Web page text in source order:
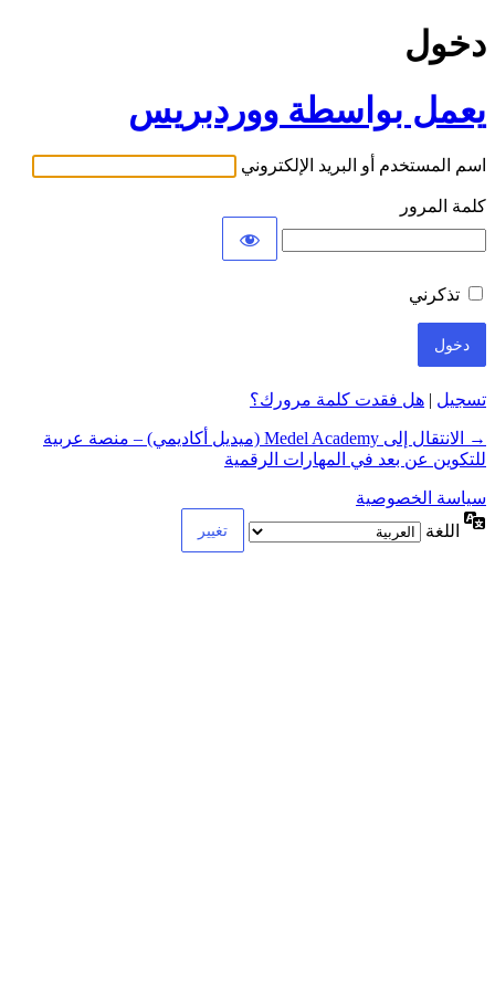
دخول
يعمل بواسطة ووردبريس
اسم المستخدم أو البريد الإلكتروني
كلمة المرور
تذكرني
تسجيل | هل فقدت كلمة مرورك؟
→ الانتقال إلى Medel Academy (ميديل أكاديمي) – منصة عربية
للتكوين عن بعد في المهارات الرقمية
سياسة الخصوصية
اللغة